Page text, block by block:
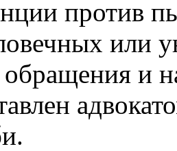
против
или
и